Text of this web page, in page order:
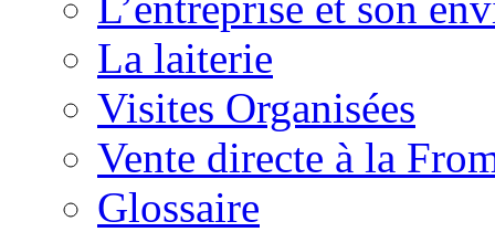
La laiterie
Visites Organisées
Vente directe à la
Glossaire